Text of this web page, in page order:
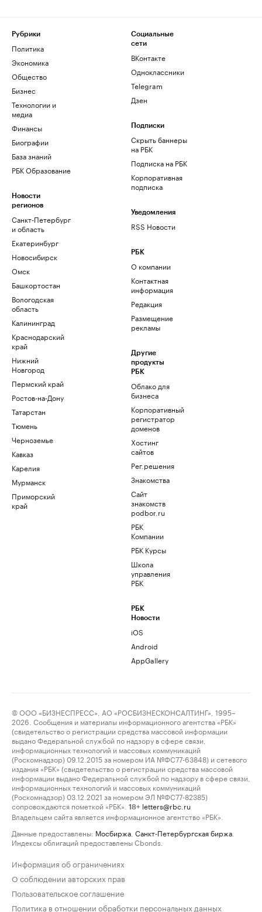
Рубрики
Политика
Экономика
Общество
Бизнес
Технологии и
медиа
Финансы
Биографии
База знаний
РБК Образование
Новости
регионов
Санкт-Петербург
и область
Екатеринбург
Новосибирск
Омск
Башкортостан
Вологодская
область
Калининград
Краснодарский
край
Нижний
Новгород
Пермский край
Ростов-на-Дону
Татарстан
Тюмень
Черноземье
Кавказ
Карелия
Мурманск
Приморский
край
Социальные
сети
ВКонтакте
Одноклассники
Telegram
Дзен
Подписки
Скрыть баннеры
на РБК
Подписка на РБК
Корпоративная
подписка
Уведомления
RSS Новости
РБК
О компании
Контактная
информация
Редакция
Размещение
рекламы
Другие
продукты
РБК
Облако для
бизнеса
Корпоративный
регистратор
доменов
Хостинг
сайтов
Рег.решения
Знакомства
Сайт
знакомств
podbor.ru
РБК
Компании
РБК Курсы
Школа
управления
РБК
РБК
Новости
iOS
Android
AppGallery
© ООО «БИЗНЕСПРЕСС», АО «РОСБИЗНЕСКОНСАЛТИНГ», 1995–
2026. Сообщения и материалы информационного агентства «РБК»
(свидетельство о регистрации средства массовой информации
выдано Федеральной службой по надзору в сфере связи,
информационных технологий и массовых коммуникаций
(Роскомнадзор) 09.12.2015 за номером ИА №ФС77-63848) и сетевого
издания «РБК» (свидетельство о регистрации средства массовой
информации выдано Федеральной службой по надзору в сфере связи,
информационных технологий и массовых коммуникаций
(Роскомнадзор) 03.12.2021 за номером ЭЛ №ФС77-82385)
сопровождаются пометкой «РБК».
18+ letters@rbc.ru
Владельцем сайта является информационное агентство «РБК».
Данные предоставлены: Мосбиржа Санкт-Петербургская биржа
Индексы облигаций предоставлены Cbonds.
Информация об ограничениях
О соблюдении авторских прав
Пользовательское соглашение
Политика в отношении обработки персональных данных